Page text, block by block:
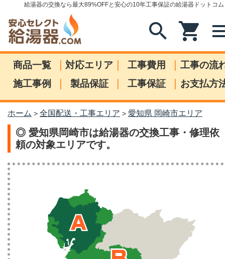
給湯器の交換なら最大89%OFFと安心の10年工事保証の給湯器ドットコム
search shopping_cart
商品一覧 | 対応エリア | 工事費用 | 工事の流
施工事例
| 製品保証 | 工事保証 | お支払方
ホーム > 全国配送・工事エリア > 愛知県 岡崎市エリア
◎ 愛知県岡崎市は給湯器の交換工事・修理依
頼の対象エリアです。